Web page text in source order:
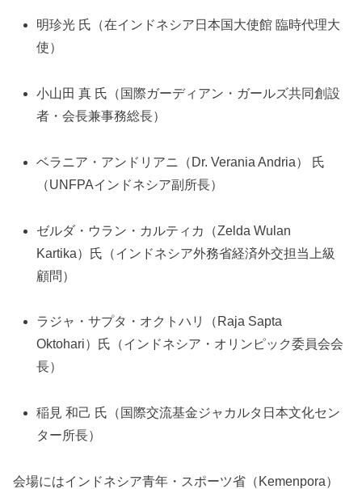
明珍光 氏（在インドネシア日本国大使館 臨時代理大
使）
小山田 真 氏（国際ガーディアン・ガールズ共同創設
者・会長兼事務総長）
ベラニア・アンドリアニ（Dr. Verania Andria） 氏
（UNFPAインドネシア副所長）
ゼルダ・ウラン・カルティカ（Zelda Wulan
Kartika）氏（インドネシア外務省経済外交担当上級
顧問）
ラジャ・サプタ・オクトハリ（Raja Sapta
Oktohari）氏（インドネシア・オリンピック委員会会
長）
稲見 和己 氏（国際交流基金ジャカルタ日本文化セン
ター所長）
会場にはインドネシア青年・スポーツ省（Kemenpora）